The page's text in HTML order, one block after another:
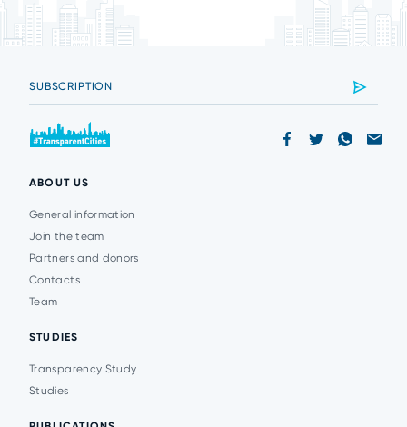
ABOUT US
General information
Join the team
Partners and donors
Contacts
Team
STUDIES
Transparency Study
Studies